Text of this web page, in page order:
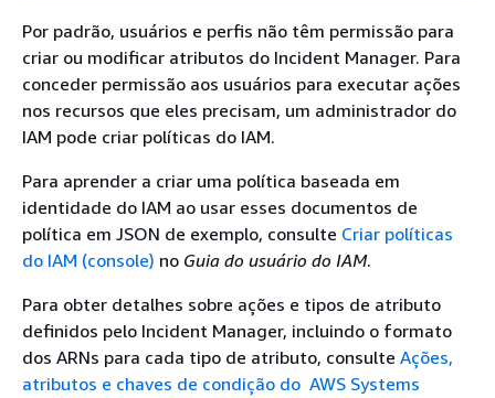
Por padrão, usuários e perfis não têm permissão para
criar ou modificar atributos do Incident Manager. Para
conceder permissão aos usuários para executar ações
nos recursos que eles precisam, um administrador do
IAM pode criar políticas do IAM.
Para aprender a criar uma política baseada em
identidade do IAM ao usar esses documentos de
política em JSON de exemplo, consulte Criar políticas
do IAM (console) no Guia do usuário do IAM.
Para obter detalhes sobre ações e tipos de atributo
definidos pelo Incident Manager, incluindo o formato
dos ARNs para cada tipo de atributo, consulte Ações,
atributos e chaves de condição do AWS Systems